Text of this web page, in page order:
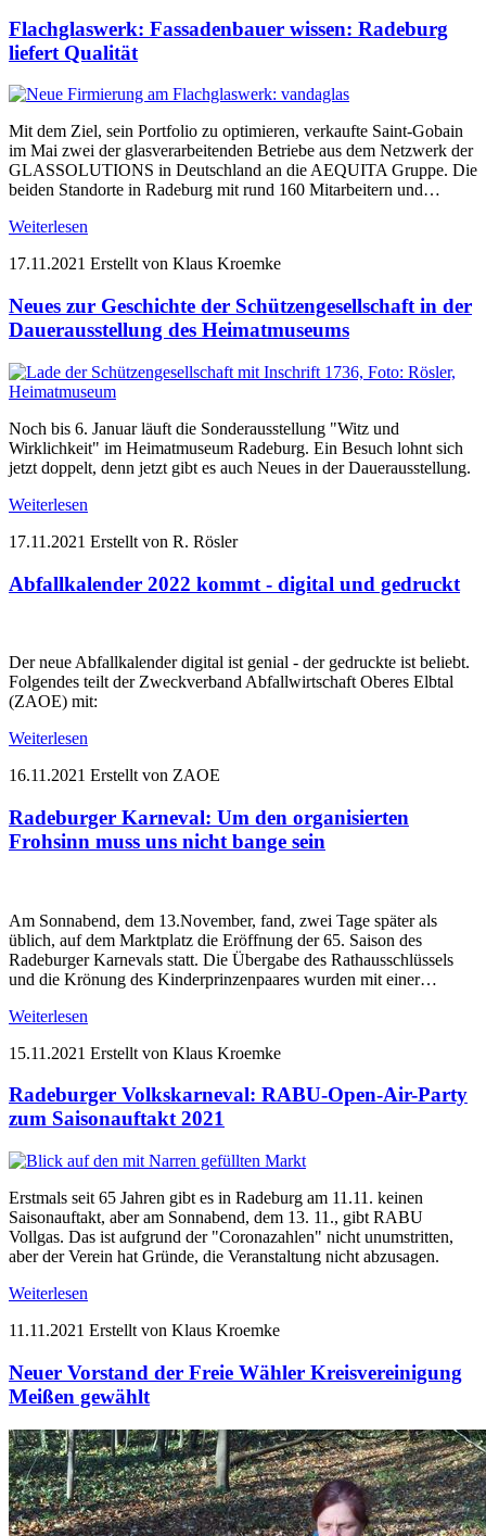
Flachglaswerk: Fassadenbauer wissen: Radeburg
liefert Qualität
Mit dem Ziel, sein Portfolio zu optimieren, verkaufte Saint-Gobain
im Mai zwei der glasverarbeitenden Betriebe aus dem Netzwerk der
GLASSOLUTIONS in Deutschland an die AEQUITA Gruppe. Die
beiden Standorte in Radeburg mit rund 160 Mitarbeitern und…
Weiterlesen
17.11.2021 Erstellt von Klaus Kroemke
Neues zur Geschichte der Schützengesellschaft in der
Dauerausstellung des Heimatmuseums
Noch bis 6. Januar läuft die Sonderausstellung "Witz und
Wirklichkeit" im Heimatmuseum Radeburg. Ein Besuch lohnt sich
jetzt doppelt, denn jetzt gibt es auch Neues in der Dauerausstellung.
Weiterlesen
17.11.2021 Erstellt von R. Rösler
Abfallkalender 2022 kommt - digital und gedruckt
Der neue Abfallkalender digital ist genial - der gedruckte ist beliebt.
Folgendes teilt der Zweckverband Abfallwirtschaft Oberes Elbtal
(ZAOE) mit:
Weiterlesen
16.11.2021 Erstellt von ZAOE
Radeburger Karneval: Um den organisierten
Frohsinn muss uns nicht bange sein
Am Sonnabend, dem 13.November, fand, zwei Tage später als
üblich, auf dem Marktplatz die Eröffnung der 65. Saison des
Radeburger Karnevals statt. Die Übergabe des Rathausschlüssels
und die Krönung des Kinderprinzenpaares wurden mit einer…
Weiterlesen
15.11.2021 Erstellt von Klaus Kroemke
Radeburger Volkskarneval: RABU-Open-Air-Party
zum Saisonauftakt 2021
Erstmals seit 65 Jahren gibt es in Radeburg am 11.11. keinen
Saisonauftakt, aber am Sonnabend, dem 13. 11., gibt RABU
Vollgas. Das ist aufgrund der "Coronazahlen" nicht unumstritten,
aber der Verein hat Gründe, die Veranstaltung nicht abzusagen.
Weiterlesen
11.11.2021 Erstellt von Klaus Kroemke
Neuer Vorstand der Freie Wähler Kreisvereinigung
Meißen gewählt